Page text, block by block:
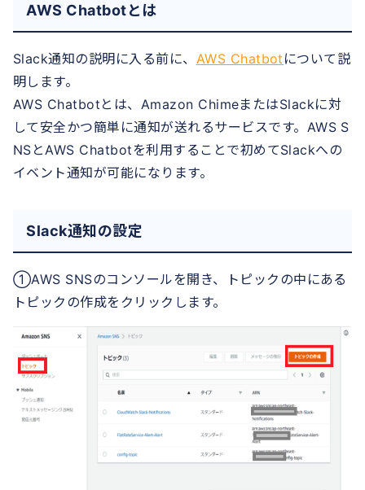
AWS Chatbotとは
Slack通知の説明に入る前に、 AWS Chatbot について説
明します。
AWS Chatbotとは、Amazon ChimeまたはSlackに対
して安全かつ簡単に通知が送れるサービスです。AWS S
NSとAWS Chatbotを利用することで初めてSlackへの
イベント通知が可能になります。
Slack通知の設定
①AWS SNSのコンソールを開き、トピックの中にある
トピックの作成をクリックします。